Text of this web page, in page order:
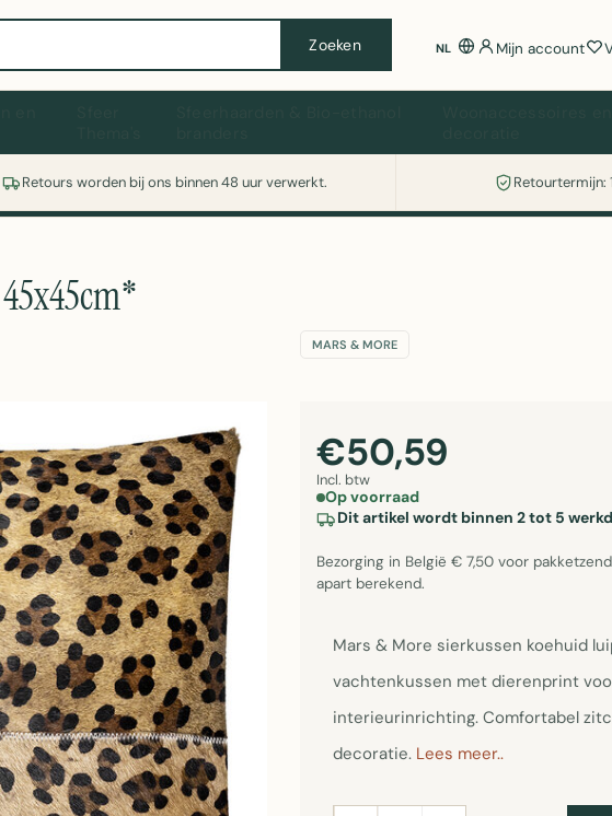
Zoeken NL Mijn account
Retours worden bij ons binnen 48 uur verwerkt. Retourtermijn:
of koelkast nodig? Vergelijk alle prijzen op Witgoedaanbod.nl
MARS & MORE
€50,59
Incl. btw
Op voorraad
Dit artikel wordt binnen 2 tot 5
Bezorging in België € 7,50 voor
apart berekend.
Mars & More sierkussen koehuid
vachtenkussen met dierenprint
interieurinrichting. Comfortabel
decoratie. Lees meer..